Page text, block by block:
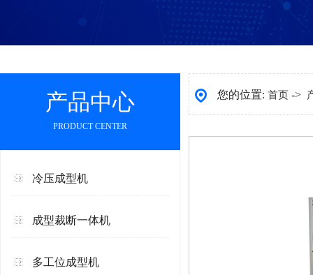
产品中心
PRODUCT CENTER
冷压成型机
成型裁断一体机
多工位成型机
您的位置: 首页 ->